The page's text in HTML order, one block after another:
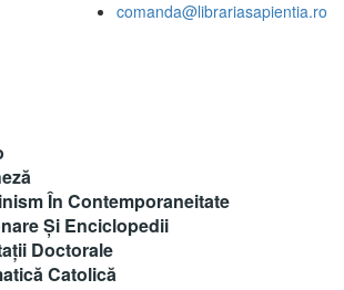
comanda@librariasapientia.ro
În Contemporaneitate
Și Enciclopedii
Doctorale
Catolică